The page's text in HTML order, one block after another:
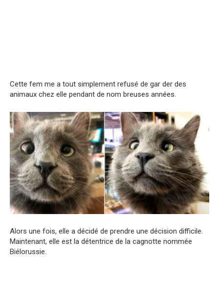
Cette fem me a tout simplement refusé de gar der des
animaux chez elle pendant de nom breuses années.
Alors une fois, elle a décidé de prendre une décision difficile.
Maintenant, elle est la détentrice de la cagnotte nommée
Biélorussie.